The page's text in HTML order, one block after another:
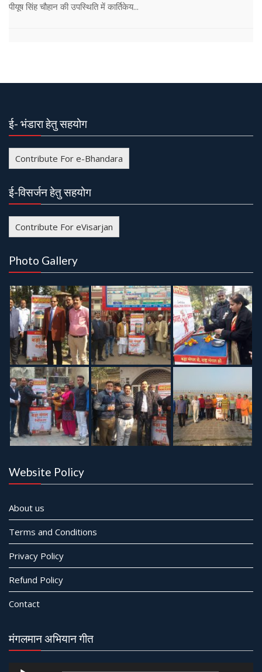
पीयूष सिंह चौहान की उपस्थिति में कार्तिकेय...
ई- भंडारा हेतु सहयोग
Contribute For e-Bhandara
ई-विसर्जन हेतु सहयोग
Contribute For eVisarjan
Photo Gallery
Website Policy
About us
Terms and Conditions
Privacy Policy
Refund Policy
Contact
मंगलमान अभियान गीत
Audio